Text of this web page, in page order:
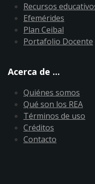
Recursos
Efemérides
Plan Ceibal
Portafolio Docente
Acerca de ...
Quiénes somos
Qué son los REA
Términos de uso
Créditos
Contacto